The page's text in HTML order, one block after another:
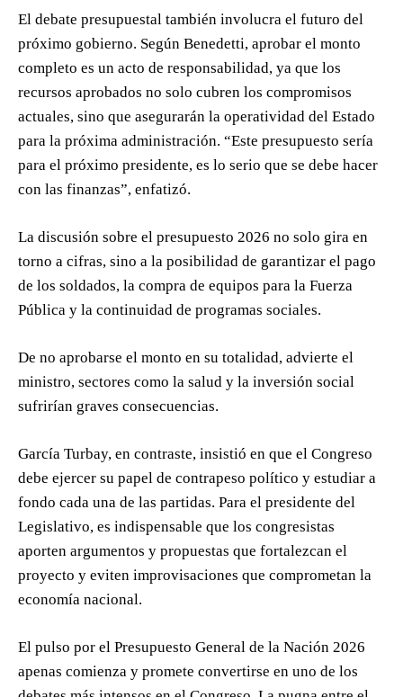
El debate presupuestal también involucra el futuro del
próximo gobierno. Según Benedetti, aprobar el monto
completo es un acto de responsabilidad, ya que los
recursos aprobados no solo cubren los compromisos
actuales, sino que asegurarán la operatividad del Estado
para la próxima administración. “Este presupuesto sería
para el próximo presidente, es lo serio que se debe hacer
con las finanzas”, enfatizó.
La discusión sobre el presupuesto 2026 no solo gira en
torno a cifras, sino a la posibilidad de garantizar el pago
de los soldados, la compra de equipos para la Fuerza
Pública y la continuidad de programas sociales.
De no aprobarse el monto en su totalidad, advierte el
ministro, sectores como la salud y la inversión social
sufrirían graves consecuencias.
García Turbay, en contraste, insistió en que el Congreso
debe ejercer su papel de contrapeso político y estudiar a
fondo cada una de las partidas. Para el presidente del
Legislativo, es indispensable que los congresistas
aporten argumentos y propuestas que fortalezcan el
proyecto y eviten improvisaciones que comprometan la
economía nacional.
El pulso por el Presupuesto General de la Nación 2026
apenas comienza y promete convertirse en uno de los